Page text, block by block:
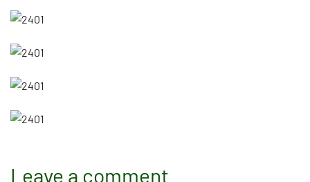
Leave a comment